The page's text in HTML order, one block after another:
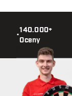
•
140.000+
Oceny